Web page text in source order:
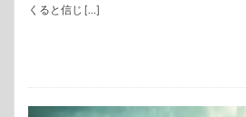
くると信じ […]